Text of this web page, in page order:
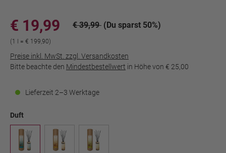
€ 19,99 € 39,99 (Du sparst 50%)
(1 l = € 199,90)
Preise inkl. MwSt. zzgl. Versandkosten
Bitte beachte den Mindestbestellwert in Höhe von € 25,00
Lieferzeit 2–3 Werktage
Duft